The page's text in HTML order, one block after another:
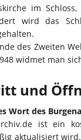
im
wird das
des Zweiten
widmet man
und
Wort des
ist ein
aktualisiert